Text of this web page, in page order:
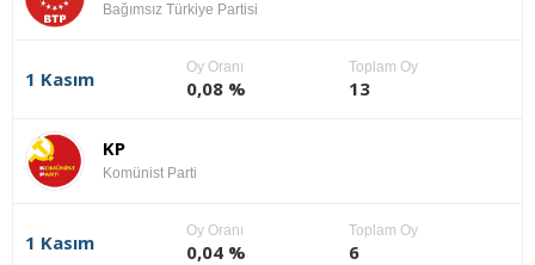
Bağımsız Türkiye Partisi
1 Kasım
Oy Oranı
0,08 %
Toplam Oy
13
KP
Komünist Parti
1 Kasım
Oy Oranı
0,04 %
Toplam Oy
6